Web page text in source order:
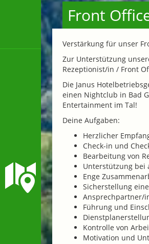
Front
Verstärkung für unser
Zur Unterstützung
Rezeptionist/in / Front
Die Janus
einen Nightclub in Bad
Entertainment im Tal!
Deine Aufgaben:
Herzlicher
Check-in und
Bearbeitung von
Unterstützung bei
Enge
Sicherstellung
Ansprechpartner/
Führung und
Kontrolle von
Motivation und